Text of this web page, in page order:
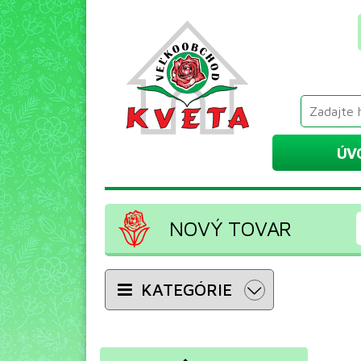
NOVÝ TOVAR
KATEGÓRIE